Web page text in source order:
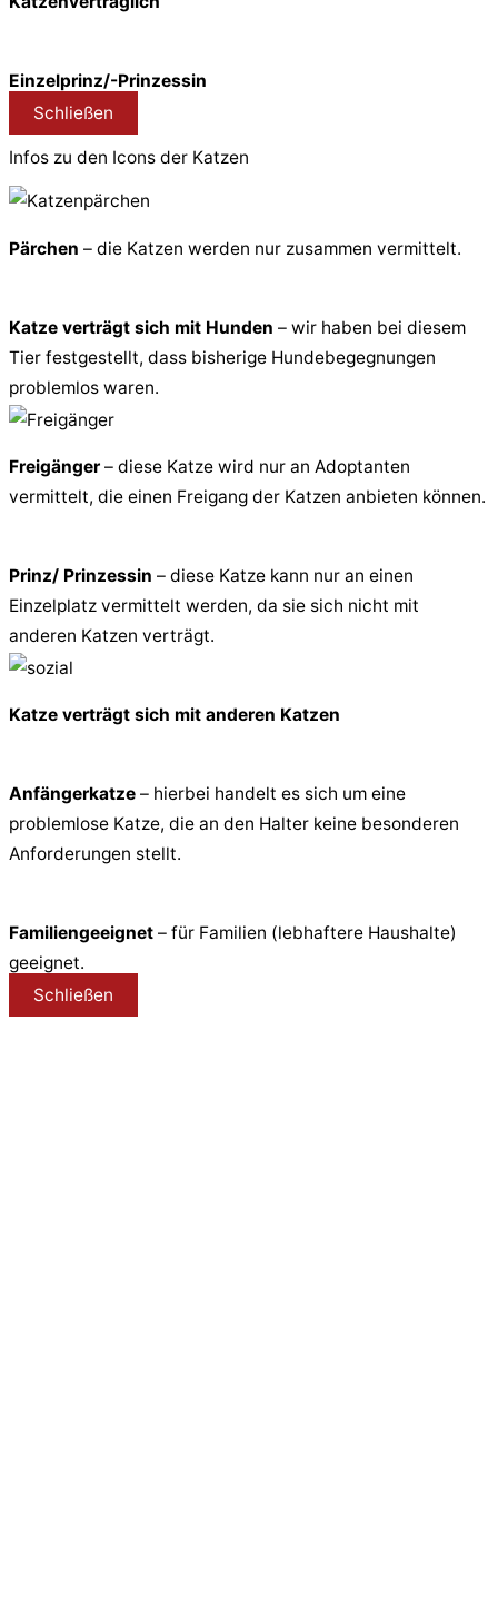
Einzelprinz/-Prinzessin
Schließen
Infos zu den Icons der Katzen
Pärchen – die Katzen werden nur zusammen vermittelt.
Katze verträgt sich mit Hunden – wir haben bei diesem
Tier festgestellt, dass bisherige Hundebegegnungen
problemlos waren.
Freigänger – diese Katze wird nur an Adoptanten
vermittelt, die einen Freigang der Katzen anbieten können.
Prinz/ Prinzessin – diese Katze kann nur an einen
Einzelplatz vermittelt werden, da sie sich nicht mit
anderen Katzen verträgt.
Katze verträgt sich mit anderen Katzen
Anfängerkatze – hierbei handelt es sich um eine
problemlose Katze, die an den Halter keine besonderen
Anforderungen stellt.
Familiengeeignet – für Familien (lebhaftere Haushalte)
geeignet.
Schließen